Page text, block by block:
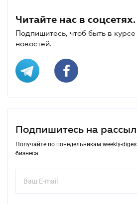
Читайте нас в соцсетях.
Подпишитесь, чтоб быть в
новостей.
Подпишитесь на
Получайте по понедельникам weekly-
бизнеса